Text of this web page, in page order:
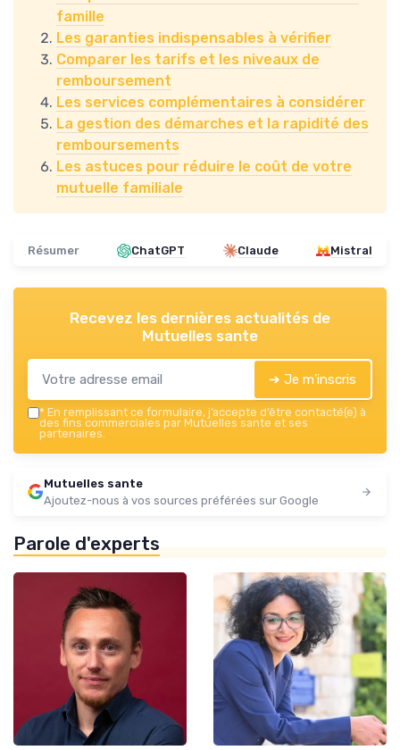
famille
Les garanties indispensables à vérifier
Comparer les tarifs et les niveaux de
remboursement
Les services complémentaires à considérer
La gestion des démarches et la rapidité des
remboursements
Les astuces pour réduire le coût de votre
mutuelle familiale
Résumer ChatGPT Claude Mistral
Recevez les dernières actualités de
Mutuelles sante
➔ Je m'inscris
* En remplissant ce formulaire, j’accepte d’être contacté(e) à
des fins commerciales par Mutuelles sante et ses
partenaires.
Mutuelles sante
Ajoutez-nous à vos sources préférées sur Google
Parole d'experts